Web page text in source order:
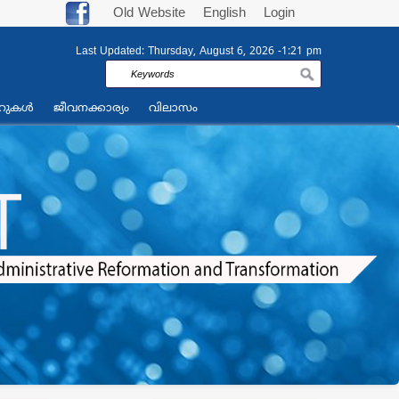
Old Website English Login
Last Updated: Thursday, August 6, 2026 -1:21 pm
Search
ജീവനക്കാര്യം വിലാസം